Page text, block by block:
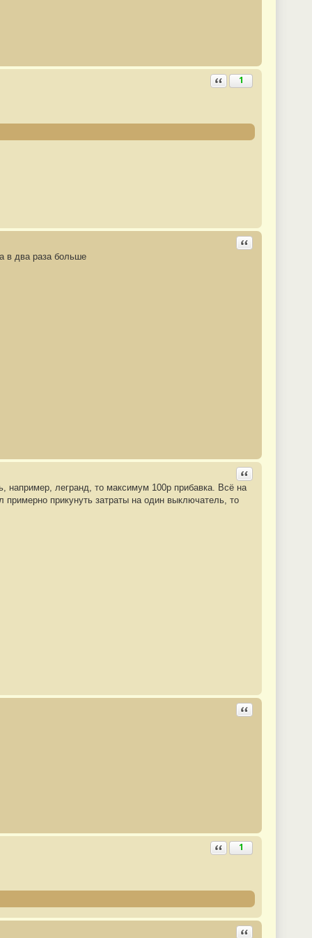
Ответить с цитатой
1
Ответить с
в два раза больше
Ответить с
например, легранд, то максимум 100р прибавка. Всё на
примерно прикунуть затраты на один выключатель, то
Ответить с
Ответить с цитатой
1
Ответить с